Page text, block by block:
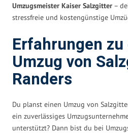
Umzugsmeister Kaiser Salzgitter –
stressfreie und kostengünstige
Erfahrungen
Umzug von
Randers
Du planst einen Umzug von
ein zuverlässiges
unterstützt? Dann bist du bei